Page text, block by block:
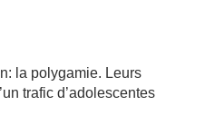
la polygamie. Leurs
trafic d’adolescentes